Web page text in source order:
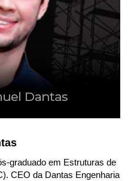
graduado em Estruturas de
CEO da Dantas Engenharia